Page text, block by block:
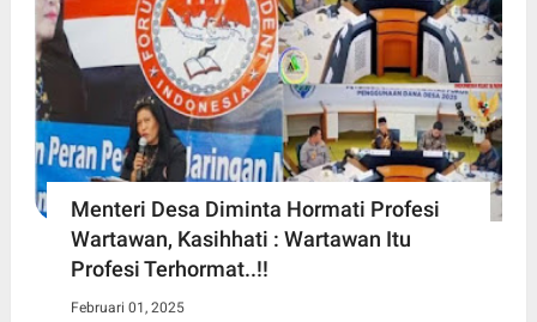
Menteri Desa Diminta Hormati Profesi
Wartawan, Kasihhati : Wartawan Itu
Profesi Terhormat..!!
Februari 01, 2025